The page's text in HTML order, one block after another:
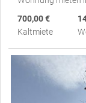
700,00 €
Kaltmiete